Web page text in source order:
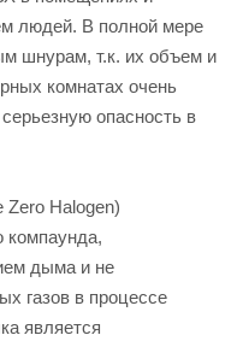
людей. В полной мере
шнурам, т.к. их объем и
комнатах очень
опасность в
Halogen)
компаунда,
дыма и не
газов в процессе
является